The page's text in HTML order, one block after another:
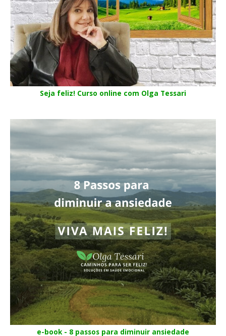
Seja feliz! Curso online com Olga Tessari
e-book - 8 passos para diminuir ansiedade